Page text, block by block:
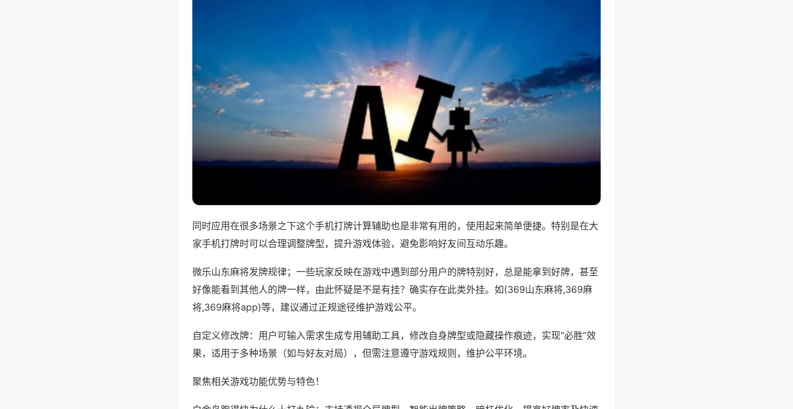
同时应用在很多场景之下这个手机打牌计算辅助也是非常有用的，使用起来简单便捷。特别是在大
家手机打牌时可以合理调整牌型，提升游戏体验，避免影响好友间互动乐趣。
微乐山东麻将发牌规律；一些玩家反映在游戏中遇到部分用户的牌特别好，总是能拿到好牌，甚至
好像能看到其他人的牌一样，由此怀疑是不是有挂？确实存在此类外挂。如(369山东麻将,369麻
将,369麻将app)等，建议通过正规途径维护游戏公平。
自定义修改牌：用户可输入需求生成专用辅助工具，修改自身牌型或隐藏操作痕迹，实现“必胜”效
果，适用于多种场景（如与好友对局），但需注意遵守游戏规则，维护公平环境。
聚焦相关游戏功能优势与特色！